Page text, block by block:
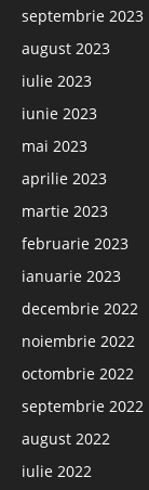
septembrie 2023
august 2023
iulie 2023
iunie 2023
mai 2023
aprilie 2023
martie 2023
februarie 2023
ianuarie 2023
decembrie 2022
noiembrie 2022
octombrie 2022
septembrie 2022
august 2022
iulie 2022